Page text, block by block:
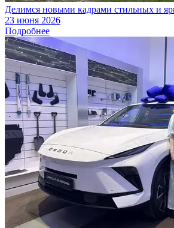
Делимся новыми кадрами стильных и
23 июня 2026
Подробнее